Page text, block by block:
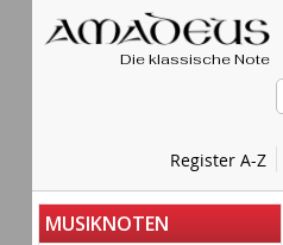
Die klassische Note
Register A-Z
MUSIKNOTEN